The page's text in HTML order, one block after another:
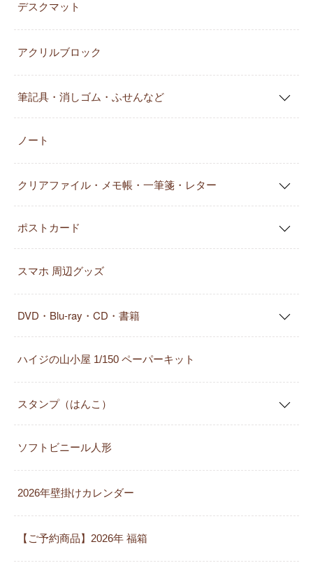
デスクマット
アクリルブロック
筆記具・消しゴム・ふせんなど
ノート
クリアファイル・メモ帳・一筆箋・レター
ポストカード
スマホ 周辺グッズ
DVD・Blu-ray・CD・書籍
ハイジの山小屋 1/150 ペーパーキット
スタンプ（はんこ）
ソフトビニール人形
2026年壁掛けカレンダー
【ご予約商品】2026年 福箱